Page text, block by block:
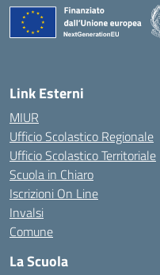
Link Esterni
MIUR
Ufficio Scolastico Regionale
Ufficio Scolastico Territoriale
Scuola in Chiaro
Iscrizioni On Line
Invalsi
Comune
La Scuola